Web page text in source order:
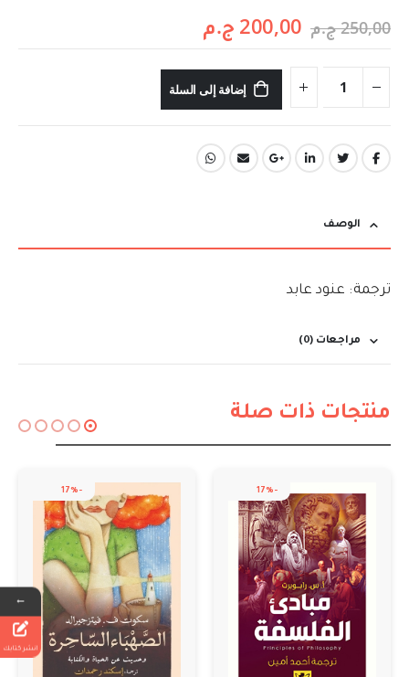
250,00 ج.م 200,00 ج.م
إضافة إلى السلة
الوصف
ترجمة: عنود عابد
مراجعات (0)
منتجات ذات صلة
-17%
-20%
←
انشر كتابك